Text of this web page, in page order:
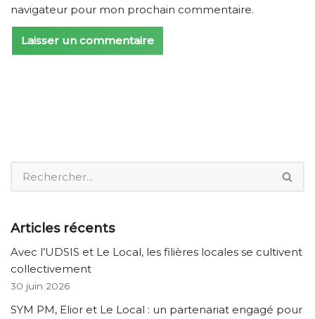
navigateur pour mon prochain commentaire.
Articles récents
Avec l’UDSIS et Le Local, les filières locales se cultivent
collectivement
30 juin 2026
SYM PM, Elior et Le Local : un partenariat engagé pour